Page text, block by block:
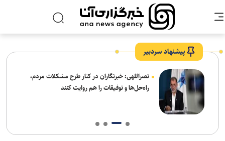
پیشنهاد سردبیر
نصراللهی: خبرنگاران در کنار طرح مشکلات مردم،
راه‌حل‌ها و توفیقات را هم روایت کنند